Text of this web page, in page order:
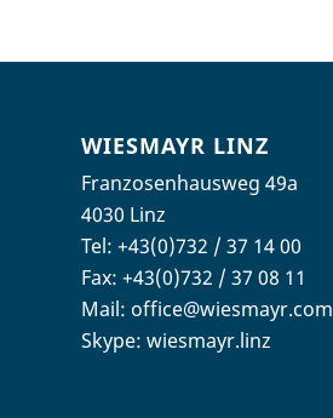
WIESMAYR LINZ
Franzosenhausweg 49a
4030 Linz
Tel: +43(0)732 / 37 14 00
Fax: +43(0)732 / 37 08 11
Mail: office@wiesmayr.com
Skype: wiesmayr.linz